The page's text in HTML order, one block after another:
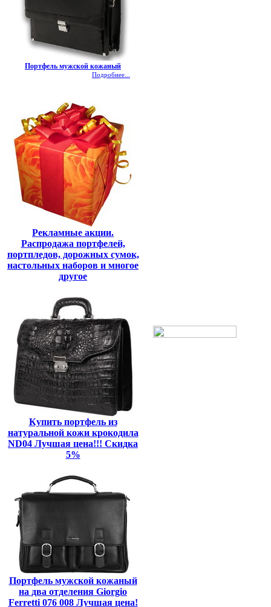
Портфель мужской кожаный
Подробнее...
Рекламные акции.
Распродажа портфелей,
портпледов, дорожных сумок,
настольных наборов и многое
другое
Купить портфель из
натуральной кожи крокодила
ND04 Лучшая цена!!! Скидка
5%
Портфель мужской кожаный
на два отделения Giorgio
Ferretti 076 008 Лучшая цена!